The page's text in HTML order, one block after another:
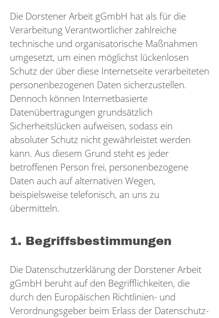
Die Dorstener Arbeit gGmbH hat als für die
Verarbeitung Verantwortlicher zahlreiche
technische und organisatorische Maßnahmen
umgesetzt, um einen möglichst lückenlosen
Schutz der über diese Internetseite verarbeiteten
personenbezogenen Daten sicherzustellen.
Dennoch können Internetbasierte
Datenübertragungen grundsätzlich
Sicherheitslücken aufweisen, sodass ein
absoluter Schutz nicht gewährleistet werden
kann. Aus diesem Grund steht es jeder
betroffenen Person frei, personenbezogene
Daten auch auf alternativen Wegen,
beispielsweise telefonisch, an uns zu
übermitteln.
1. Begriffsbestimmungen
Die Datenschutzerklärung der Dorstener Arbeit
gGmbH beruht auf den Begrifflichkeiten, die
durch den Europäischen Richtlinien- und
Verordnungsgeber beim Erlass der Datenschutz-